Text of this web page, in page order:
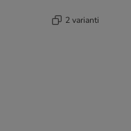
2 varianti